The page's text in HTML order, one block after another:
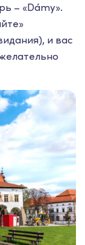
– «Dámy».
и вас